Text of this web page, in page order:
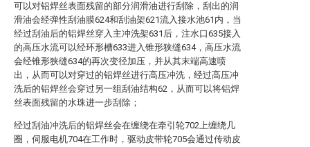
可以对铝焊丝表面残留的部分润滑油进行刮除，刮出的润
滑油会经弹性刮油膜624和刮油架621流入接水池61内，当
经过刮油后的铝焊丝穿入主冲洗架631后，注水口635接入
的高压水流可以经环形槽633进入锥形狭缝634，高压水流
会经锥形狭缝634的再次变径加压，并从其末端高速喷
出，从而可以对穿过的铝焊丝进行高压冲洗，经过高压冲
洗后的铝焊丝会穿过另一组刮油结构62，从而可以将铝焊
丝表面残留的水珠进一步刮除；
经过刮油冲洗后的铝焊丝会在缠绕在牵引轮702上缠绕几
圈，伺服电机704在工作时，驱动皮带轮705会通过传动皮